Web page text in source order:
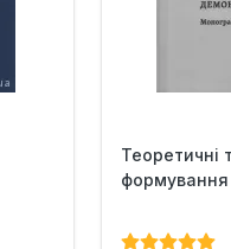
Теоретичні